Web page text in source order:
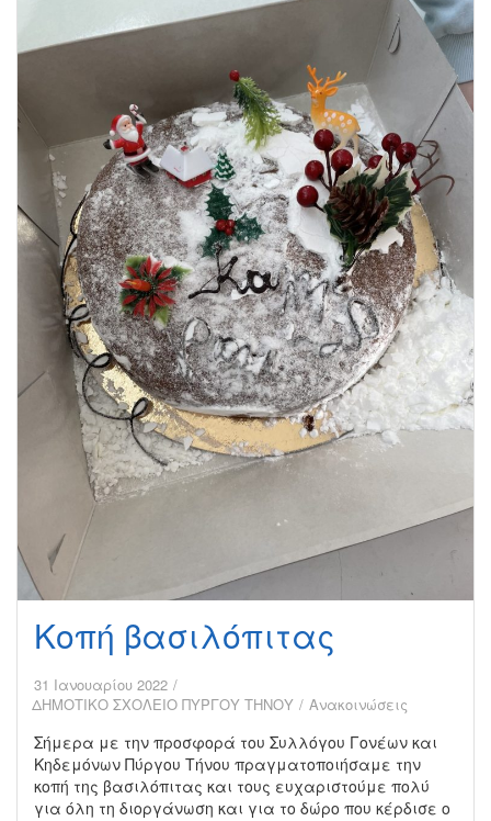
Κοπή βασιλόπιτας
31 Ιανουαρίου 2022
ΔΗΜΟΤΙΚΟ ΣΧΟΛΕΙΟ ΠΥΡΓΟΥ ΤΗΝΟΥ
Ανακοινώσεις
Σήμερα με την προσφορά του Συλλόγου Γονέων και
Κηδεμόνων Πύργου Τήνου πραγματοποιήσαμε την
κοπή της βασιλόπιτας και τους ευχαριστούμε πολύ
για όλη τη διοργάνωση και για το δώρο που κέρδισε ο